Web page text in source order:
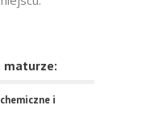
maturze:
i